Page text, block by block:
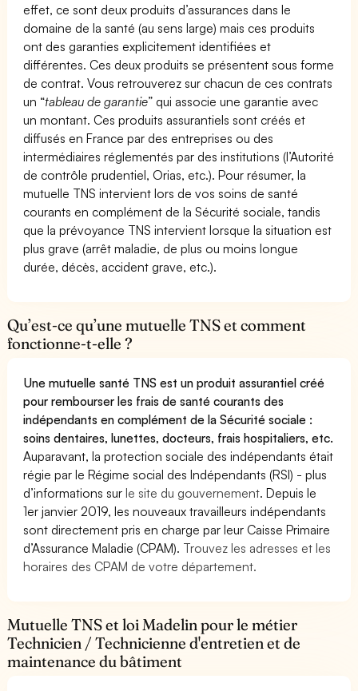
effet, ce sont deux produits d’assurances dans le
domaine de la santé (au sens large) mais ces produits
ont des garanties explicitement identifiées et
différentes. Ces deux produits se présentent sous forme
de contrat. Vous retrouverez sur chacun de ces contrats
un “tableau de garantie” qui associe une garantie avec
un montant. Ces produits assurantiels sont créés et
diffusés en France par des entreprises ou des
intermédiaires réglementés par des institutions (l’Autorité
de contrôle prudentiel, Orias, etc.). Pour résumer, la
mutuelle TNS intervient lors de vos soins de santé
courants en complément de la Sécurité sociale, tandis
que la prévoyance TNS intervient lorsque la situation est
plus grave (arrêt maladie, de plus ou moins longue
durée, décès, accident grave, etc.).
Qu’est-ce qu’une mutuelle TNS et comment
fonctionne-t-elle ?
Une mutuelle santé TNS est un produit assurantiel créé
pour rembourser les frais de santé courants des
indépendants en complément de la Sécurité sociale :
soins dentaires, lunettes, docteurs, frais hospitaliers, etc.
Auparavant, la protection sociale des indépendants était
régie par le Régime social des Indépendants (RSI) - plus
d’informations surle site du gouvernement. Depuis le
1er janvier 2019, les nouveaux travailleurs indépendants
sont directement pris en charge par leur Caisse Primaire
d’Assurance Maladie (CPAM). Trouvez les adresses et les
horaires des CPAM de votre département.
Mutuelle TNS et loi Madelin pour le métier
Technicien / Technicienne d'entretien et de
maintenance du bâtiment